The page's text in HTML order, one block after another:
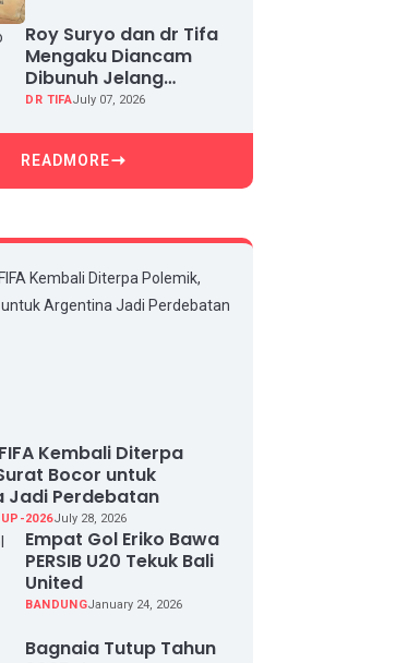
Roy Suryo dan dr Tifa
Mengaku Diancam
Dibunuh Jelang
Sidang, Klaim Ada
DR TIFAJuly 07, 2026
READMORE
Kembali Diterpa
Bocor untuk
Jadi Perdebatan
2026July 28, 2026
Empat Gol Eriko Bawa
PERSIB U20 Tekuk Bali
United
BANDUNGJanuary 24, 2026
Bagnaia Tutup Tahun